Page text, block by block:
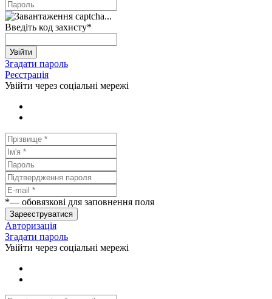
Введіть код захисту*
Увійти
Згадати пароль
Реєстрація
Увійти через соціальні мережі
*— обовязкові для заповнення поля
Зареєструватися
Авторизація
Згадати пароль
Увійти через соціальні мережі